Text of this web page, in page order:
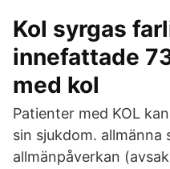
Kol syrgas
innefattade
med kol
Patienter med KOL
sin sjukdom. allmänna
allmänpåverkan